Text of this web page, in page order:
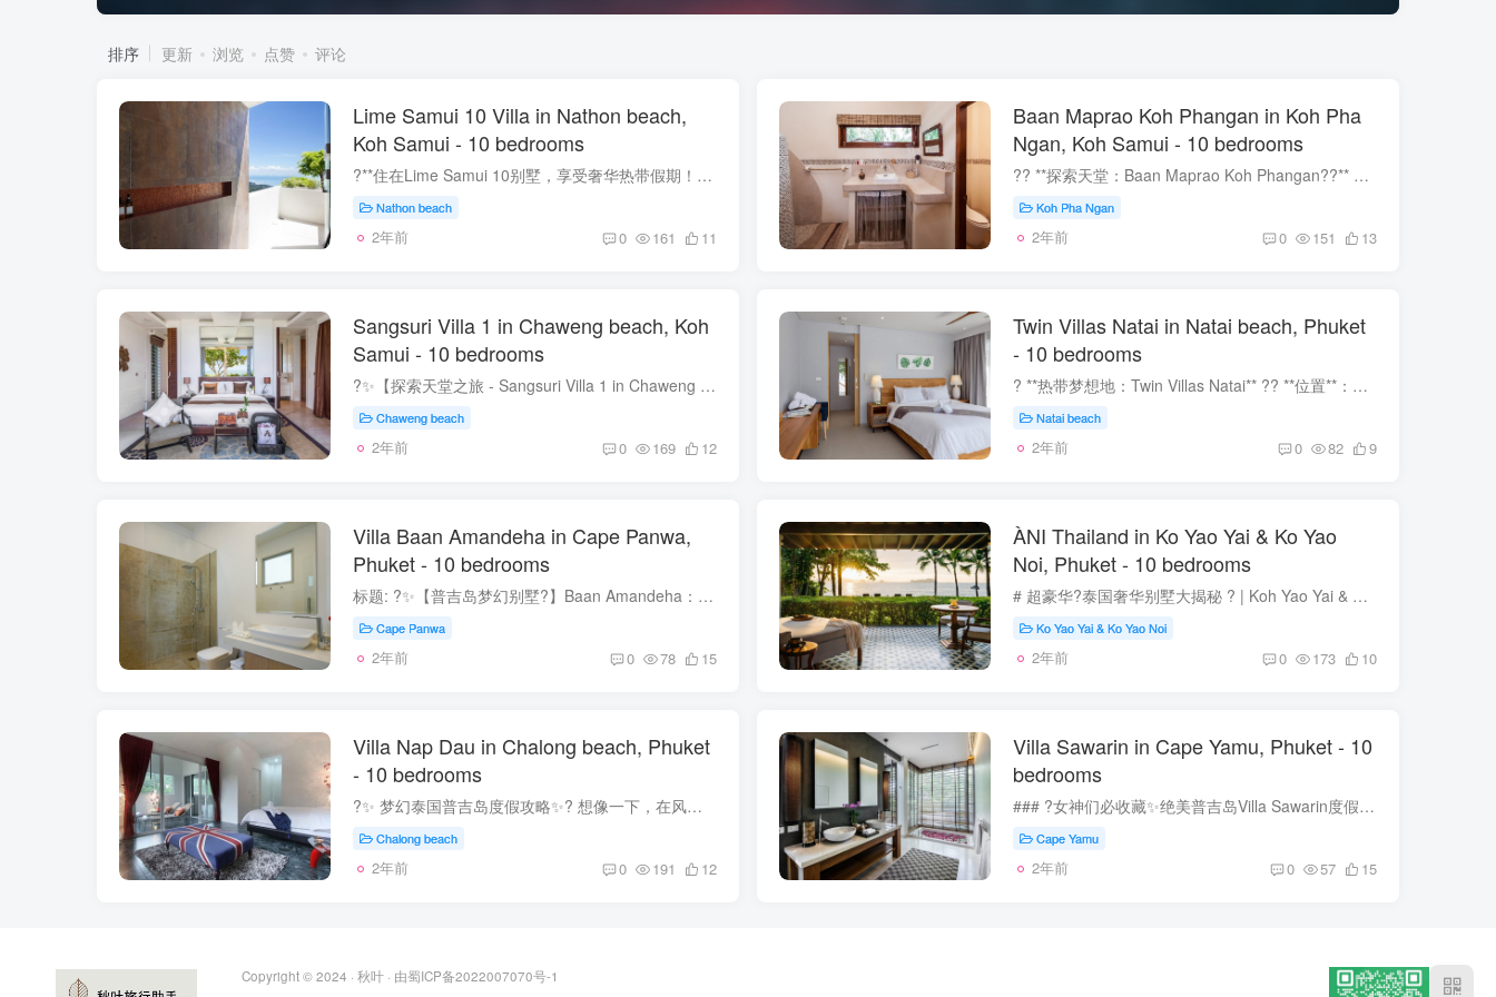
排序 更新 浏览 点赞 评论
Lime Samui 10 Villa in Nathon beach,
Koh Samui - 10 bedrooms
?**住在Lime Samui 10别墅，享受奢华热带假期！**? ?**奇妙住宿**：✨ **理想位置**：别墅位于山坡上，可俯瞰无尽的丛林和海景 ??✨ **豪华卧室**：10间豪华舒适的带私人浴室的卧室 ?️✨ **绝...
Nathon beach
2年前 0 161 11
Baan Maprao Koh Phangan in Koh Pha
Ngan, Koh Samui - 10 bedrooms
?? **探索天堂：Baan Maprao Koh Phangan??** 嗨，小姐姐们！今天要为大家强力推荐一个超有魅力的度假胜地，适合和闺蜜、家人或大型聚会的你们?️——Baan Maprao Koh Phangan in Koh Phangan。...
Koh Pha Ngan
2年前 0 151 13
Sangsuri Villa 1 in Chaweng beach, Koh
Samui - 10 bedrooms
?✨【探索天堂之旅 - Sangsuri Villa 1 in Chaweng Beach, Koh Samui】✨? ?‍♀️?️#女生梦想的天堂#豪华别墅#超棒设施#家庭与朋友的完美假期?‍♀️?️ ? **亮点介绍** ?：- ? 10间豪华卧室...
Chaweng beach
2年前 0 169 12
Twin Villas Natai in Natai beach, Phuket
- 10 bedrooms
? **热带梦想地：Twin Villas Natai** ??️ **位置**：普吉岛那泰海滩? **卧室**：10间? **最多容纳**：22人? **价格**：USD 1,530起?‍? **服务人员**：4人 --- ### ? 海滨度假胜地 ? 1️⃣ ? ...
Natai beach
2年前 0 82 9
Villa Baan Amandeha in Cape Panwa,
Phuket - 10 bedrooms
标题: ?✨【普吉岛梦幻别墅?】Baan Amandeha：海滨奢华大宅等你来探寻！ --- ? **?Villa Baan Amandeha, Cape Panwa, Phuket - 10间豪华卧室，容纳20人 【USD 5,639】✨**??? 特别适合家庭大团...
Cape Panwa
2年前 0 78 15
ÀNI Thailand in Ko Yao Yai & Ko Yao
Noi, Phuket - 10 bedrooms
# 超豪华?️泰国奢华别墅大揭秘 ? | Koh Yao Yai & Koh Yao Noi ✨**准备好迎接一场极致奢华的度假体验吗？一起走进泰国Ani Villas，享受海岛上的天堂生活吧！** --- ## ? **别墅概述**- **...
Ko Yao Yai & Ko Yao Noi
2年前 0 173 10
Villa Nap Dau in Chalong beach, Phuket
- 10 bedrooms
?️✨ 梦幻泰国普吉岛度假攻略✨?️ 想像一下，在风景如画的普吉岛查龙海滩度过一个豪华的假期！?✨让我们为您介绍一座无与伦比的别墅：?【Villa Nap Dau】?，10间卧室，最多可容纳20人。超适合...
Chalong beach
2年前 0 191 12
Villa Sawarin in Cape Yamu, Phuket - 10
bedrooms
### ?女神们必收藏✨绝美普吉岛Villa Sawarin度假记? ?亲爱的姐妹们?，今天我要为大家种草一处梦幻的度假天堂——**Villa Sawarin in Cape Yamu, Phuket**。这座奢华的别墅拥有【**10间卧室**】...
Cape Yamu
2年前 0 57 15
Copyright © 2024 · 秋叶· 由蜀ICP备2022007070号-1